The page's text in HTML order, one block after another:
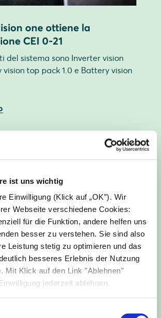
ist uns wichtig
Einwilligung (Klick auf „OK”). Wir
Webseite verschiedene Cookies:
für die Funktion, andere helfen uns
besser zu verstehen. Sie sind also
Leistung stetig zu optimieren und das
besseres Erlebnis der Nutzung
Mit Klick auf den Link "Ablehnen"
jederzeit ablehnen.
one ottiene la
CEI 0-21
del sistema sono Inverter vision
vision top pack 1.0 e Battery vision
three ottiene la
CEI 0-21